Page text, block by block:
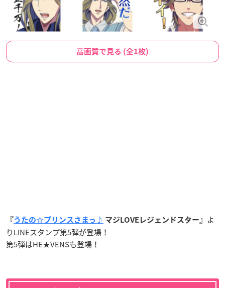
高画質で見る (全1枚)
『うたの☆プリンスさまっ♪ マジLOVEレジェンドスター』
よ
りLINEスタンプ第5弾が登場！
第5弾はHE★VENSも登場！